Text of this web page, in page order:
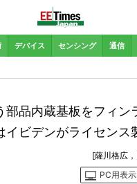
デバイス センシング 通信
部品内蔵基板をフィン
イビデンがライセンス
[薩川格広
PC用表示